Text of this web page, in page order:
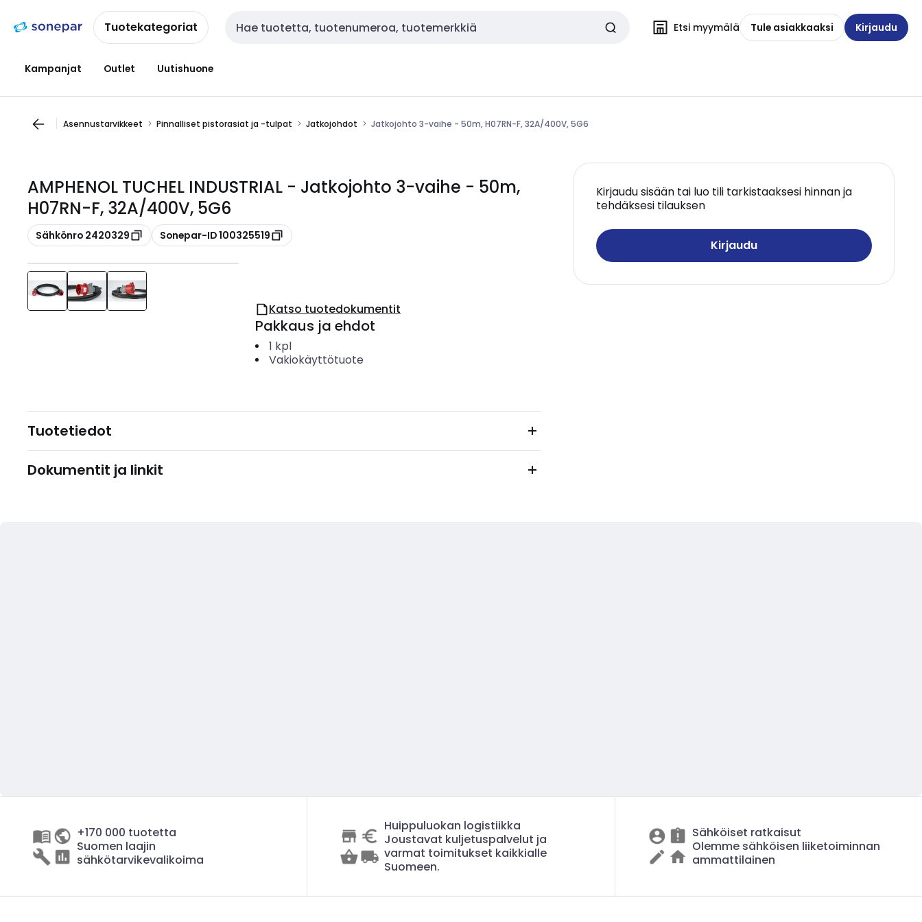
navigointiinsisältöönTuotekategoriat Haku Etsi myymälä Tule asiakkaaksi Kirjaudu
Kampanjat Outlet Uutishuone
Asennustarvikkeet Pinnalliset pistorasiat ja -tulpat Jatkojohdot Jatkojohto 3-vaihe - 50m, H07RN-F, 32A/400V, 5G6
AMPHENOL TUCHEL INDUSTRIAL - Jatkojohto 3-vaihe - 50m,
H07RN-F, 32A/400V, 5G6
Kopioi
Sähkönro 2420329 Kopioi
Sonepar-ID 100325519
Kirjaudu sisään tai luo tili tarkistaaksesi hinnan ja
tehdäksesi tilauksen
Kirjaudu
Katso tuotedokumentit
Pakkaus ja ehdot
1 kpl
Vakiokäyttötuote
Tuotetiedot
Dokumentit ja linkit
+170 000 tuotetta
Suomen laajin
sähkötarvikevalikoima
Huippuluokan logistiikka
Joustavat kuljetuspalvelut ja
varmat toimitukset kaikkialle
Suomeen.
Sähköiset ratkaisut
Olemme sähköisen liiketoiminnan
ammattilainen